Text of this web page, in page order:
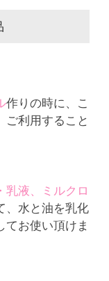
作りの時に、こ
ご利用すること
乳液、ミルクロ
、水と油を乳化
てお使い頂けま